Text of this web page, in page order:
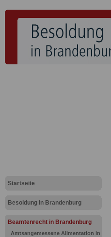
Startseite
Besoldung in Brandenburg
Beamtenrecht in Brandenburg
Amtsangemessene Alimentation in